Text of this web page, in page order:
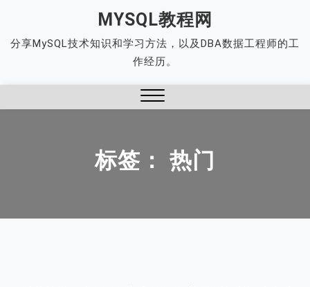
content
MYSQL教程网
分享MySQL技术知识和学习方法，以及DBA数据工程师的工
作经历。
标签： 热门